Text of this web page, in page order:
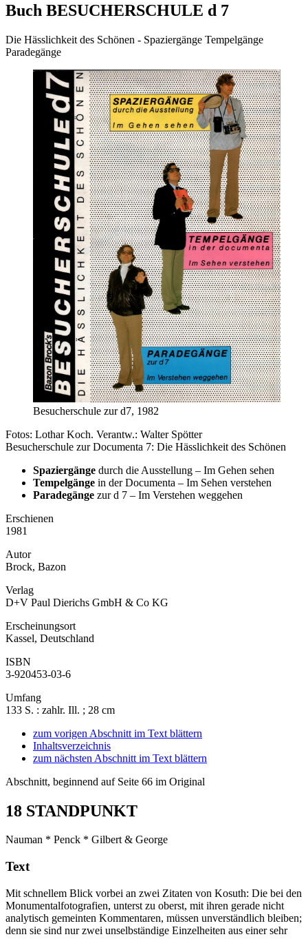
Buch BESUCHERSCHULE d 7
Die Hässlichkeit des Schönen - Spaziergänge Tempelgänge
Paradegänge
Besucherschule zur d7, 1982
Fotos: Lothar Koch. Verantw.: Walter Spötter
Besucherschule zur Documenta 7: Die Hässlichkeit des Schönen
Spaziergänge durch die Ausstellung – Im Gehen sehen
Tempelgänge in der Documenta – Im Sehen verstehen
Paradegänge zur d 7 – Im Verstehen weggehen
Erschienen
1981
Autor
Brock, Bazon
Verlag
D+V Paul Dierichs GmbH & Co KG
Erscheinungsort
Kassel, Deutschland
ISBN
3-920453-03-6
Umfang
133 S. : zahlr. Ill. ; 28 cm
zum vorigen Abschnitt im Text blättern
Inhaltsverzeichnis
zum nächsten Abschnitt im Text blättern
Abschnitt, beginnend auf Seite 66 im Original
18 STANDPUNKT
Nauman * Penck * Gilbert & George
Text
Mit schnellem Blick vorbei an zwei Zitaten von Kosuth: Die bei den
Monumentalfotografien, unterst zu oberst, mit ihren gerade nicht
analytisch gemeinten Kommentaren, müssen unverständlich bleiben;
denn sie sind nur zwei unselbständige Einzelheiten aus einer sehr